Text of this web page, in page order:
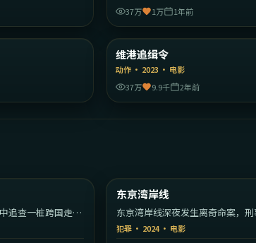
37万
1万 1年前
精选
维港追缉令
动作 · 2023 · 电影
37万
9.9千 2年前
追查一桩跨国走私
热门
东京湾岸线
东京湾岸线深夜发生离奇命案，
前一桩旧案。
犯罪 · 2024· 电影